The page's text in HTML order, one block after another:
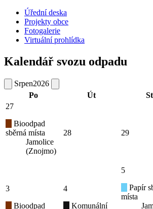
Úřední deska
Projekty obce
Fotogalerie
Virtuální prohlídka
Kalendář svozu odpadu
Srpen2026
Po
Út St
27
Bioodpad
sběrná místa
Jamolice
(Znojmo)
28 29
3
Bioodpad
4
Komunální
5
Papír
místa